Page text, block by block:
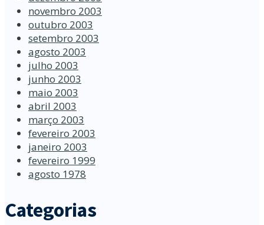
novembro 2003
outubro 2003
setembro 2003
agosto 2003
julho 2003
junho 2003
maio 2003
abril 2003
março 2003
fevereiro 2003
janeiro 2003
fevereiro 1999
agosto 1978
Categorias